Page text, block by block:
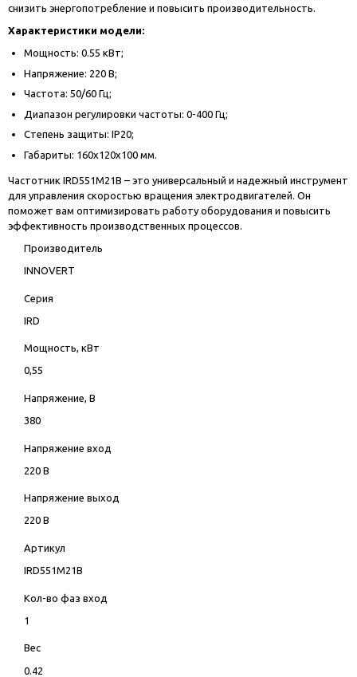
снизить энергопотребление и повысить производительность.
Характеристики модели:
Мощность: 0.55 кВт;
Напряжение: 220 В;
Частота: 50/60 Гц;
Диапазон регулировки частоты: 0-400 Гц;
Степень защиты: IP20;
Габариты: 160х120х100 мм.
Частотник IRD551M21B – это универсальный и надежный инструмент
для управления скоростью вращения электродвигателей. Он
поможет вам оптимизировать работу оборудования и повысить
эффективность производственных процессов.
Производитель
INNOVERT
Серия
IRD
Мощность, кВт
0,55
Напряжение, В
380
Напряжение вход
220 В
Напряжение выход
220 В
Артикул
IRD551M21B
Кол-во фаз вход
1
Вес
0.42